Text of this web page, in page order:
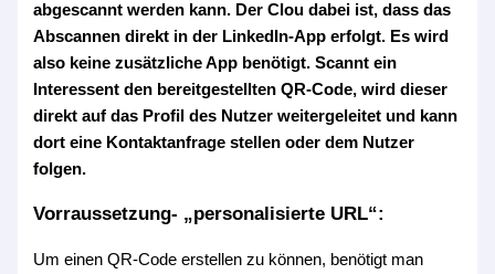
abgescannt werden kann. Der Clou dabei ist, dass das
Abscannen direkt in der LinkedIn-App erfolgt. Es wird
also keine zusätzliche App benötigt. Scannt ein
Interessent den bereitgestellten QR-Code, wird dieser
direkt auf das Profil des Nutzer weitergeleitet und kann
dort eine Kontaktanfrage stellen oder dem Nutzer
folgen.
Vorraussetzung- „personalisierte URL“:
Um einen QR-Code erstellen zu können, benötigt man